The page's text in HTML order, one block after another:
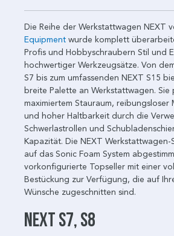
Die Reihe der Werkstattwagen NEXT
Equipment wurde komplett
Profis und Hobbyschraubern Stil und
hochwertiger Werkzeugsätze. Von
S7 bis zum umfassenden NEXT S15
breite Palette an Werkstattwagen.
maximiertem Stauraum,
und hoher Haltbarkeit durch die
Schwerlastrollen und
Kapazität. Die NEXT
auf das Sonic Foam System
vorkonfigurierte Topseller mit einer
Bestückung zur Verfügung, die auf
Wünsche zugeschnitten sind.
NEXT S7, S8